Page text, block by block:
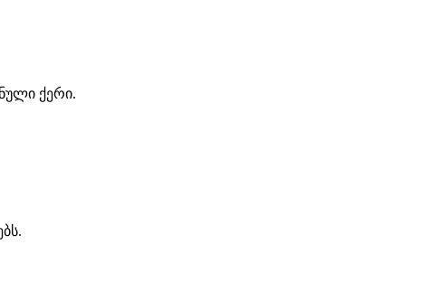
ქერი.